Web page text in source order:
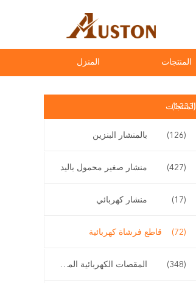
المنزل المنتجات
المنتجات(1233)
بالمنشار البنزين (126)
منشار صغير محمول باليد (427)
منشار كهربائي (17)
قاطع فرشاة كهربائية (72)
المقصات الكهربائية المقلم (348)